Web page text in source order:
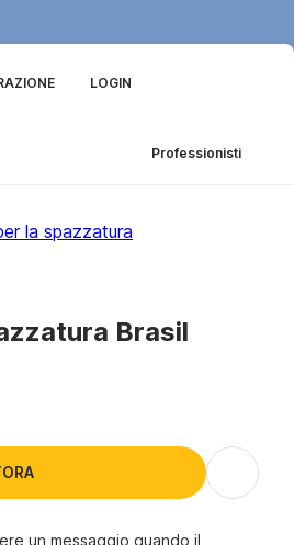
LOGIN
Professionisti
la spazzatura
Brasil
un messaggio quando il